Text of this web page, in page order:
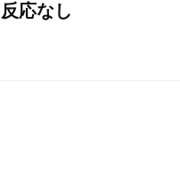
反応なし